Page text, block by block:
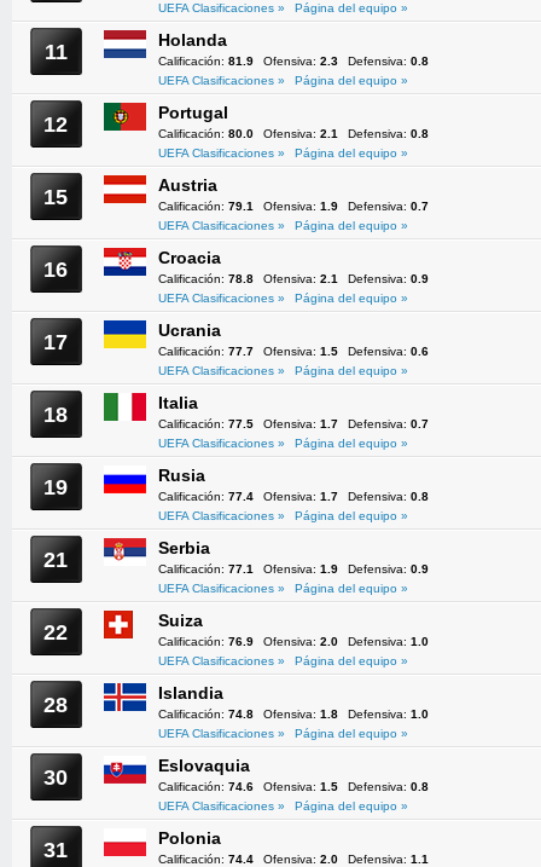
UEFA Clasificaciones »
Página del equipo »
11 Holanda
Calificación: 81.9 Ofensiva: 2.3 Defensiva: 0.8
UEFA Clasificaciones »
Página del equipo »
12 Portugal
Calificación: 80.0 Ofensiva: 2.1 Defensiva: 0.8
UEFA Clasificaciones »
Página del equipo »
15 Austria
Calificación: 79.1 Ofensiva: 1.9 Defensiva: 0.7
UEFA Clasificaciones »
Página del equipo »
16 Croacia
Calificación: 78.8 Ofensiva: 2.1 Defensiva: 0.9
UEFA Clasificaciones »
Página del equipo »
17 Ucrania
Calificación: 77.7 Ofensiva: 1.5 Defensiva: 0.6
UEFA Clasificaciones »
Página del equipo »
18 Italia
Calificación: 77.5 Ofensiva: 1.7 Defensiva: 0.7
UEFA Clasificaciones »
Página del equipo »
19 Rusia
Calificación: 77.4 Ofensiva: 1.7 Defensiva: 0.8
UEFA Clasificaciones »
Página del equipo »
21 Serbia
Calificación: 77.1 Ofensiva: 1.9 Defensiva: 0.9
UEFA Clasificaciones »
Página del equipo »
22 Suiza
Calificación: 76.9 Ofensiva: 2.0 Defensiva: 1.0
UEFA Clasificaciones »
Página del equipo »
28 Islandia
Calificación: 74.8 Ofensiva: 1.8 Defensiva: 1.0
UEFA Clasificaciones »
Página del equipo »
30 Eslovaquia
Calificación: 74.6 Ofensiva: 1.5 Defensiva: 0.8
UEFA Clasificaciones »
Página del equipo »
31 Polonia
Calificación: 74.4 Ofensiva: 2.0 Defensiva: 1.1